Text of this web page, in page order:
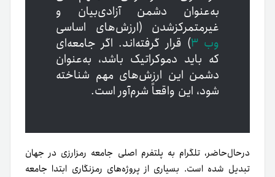
به‌عنوان دشمن آزادی‌بیان و
غیرمتمرکز‌شدن (ارزش‌های اساسی
وب ۳ ) قرار گرفته‌اند. اگر جامعه‌ای
که باید دموکراتیک باشد، به‌عنوان
دشمن این ارزش‌های مهم شناخته
شود، این واقعاً شرم‌آور است.
در‌حال‌حاضر، تلگرام به پلتفرم اصلی جامعه رمزارزی در جهان
تبدیل شده است. بسیاری از پروژه‌های رمزنگاری ابتدا جامعه